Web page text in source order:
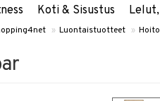
Koti & Sisustus Lelut,
» Luontaistuotteet »